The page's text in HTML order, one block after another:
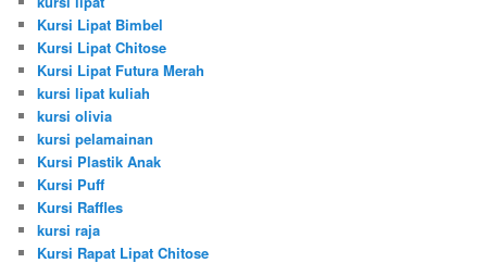
Kursi Lipat Bimbel
Kursi Lipat Chitose
Kursi Lipat Futura Merah
kursi lipat kuliah
kursi olivia
kursi pelamainan
Kursi Plastik Anak
Kursi Puff
Kursi Raffles
kursi raja
Kursi Rapat Lipat Chitose